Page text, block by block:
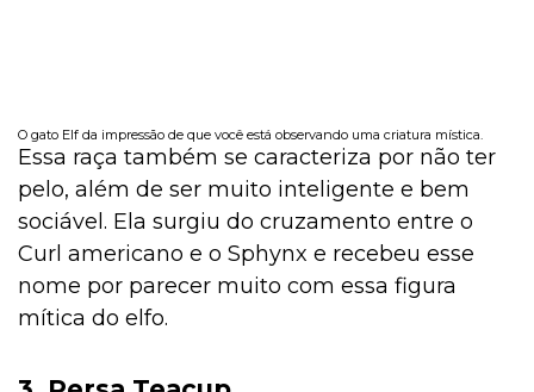
O gato Elf da impressão de que você está observando uma criatura mística.
Essa raça também se caracteriza por não ter
pelo, além de ser muito inteligente e bem
sociável. Ela surgiu do cruzamento entre o
Curl americano e o Sphynx e recebeu esse
nome por parecer muito com essa figura
mítica do elfo.